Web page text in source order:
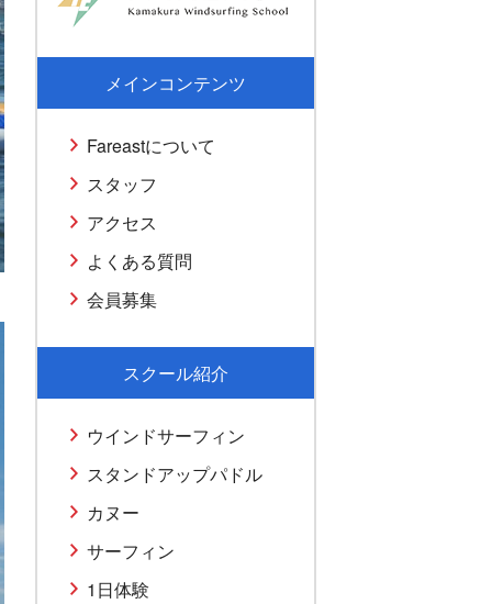
メインコンテンツ
Fareastについて
スタッフ
アクセス
よくある質問
会員募集
スクール紹介
ウインドサーフィン
スタンドアップパドル
カヌー
サーフィン
1日体験